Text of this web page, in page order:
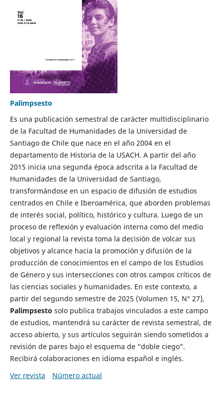
Palimpsesto
Es una publicación semestral de carácter multidisciplinario
de la Facultad de Humanidades de la Universidad de
Santiago de Chile que nace en el año 2004 en el
departamento de Historia de la USACH. A partir del año
2015 inicia una segunda época adscrita a la Facultad de
Humanidades de la Universidad de Santiago,
transformándose en un espacio de difusión de estudios
centrados en Chile e Iberoamérica, que aborden problemas
de interés social, político, histórico y cultura. Luego de un
proceso de reflexión y evaluación interna como del medio
local y regional la revista toma la decisión de volcar sus
objetivos y alcance hacia la promoción y difusión de la
producción de conocimientos en el campo de los Estudios
de Género y sus intersecciones con otros campos críticos de
las ciencias sociales y humanidades. En este contexto, a
partir del segundo semestre de 2025 (Volumen 15, N° 27),
Palimpsesto solo publica trabajos vinculados a este campo
de estudios, mantendrá su carácter de revista semestral, de
acceso abierto, y sus artículos seguirán siendo sometidos a
revisión de pares bajo el esquema de “doble ciego”.
Recibirá colaboraciones en idioma español e inglés.
Ver revista
Número actual